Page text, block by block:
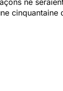
ne